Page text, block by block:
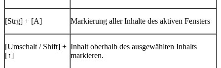
[Strg] + [A] Markierung aller Inhalte des aktiven Fensters
[Umschalt / Shift] +
[↑­]
Inhalt oberhalb des ausgewählten Inhalts
markieren.